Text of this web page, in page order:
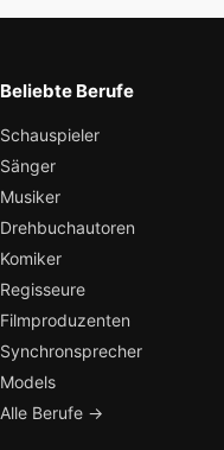
Beliebte Berufe
Schauspieler
Sänger
Musiker
Drehbuchautoren
Komiker
Regisseure
Filmproduzenten
Synchronsprecher
Models
Alle Berufe →